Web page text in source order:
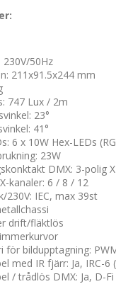
230V/50Hz
211x91.5x244 mm
747 Lux / 2m
23°
41°
6 x 10W Hex-LEDs
23W
DMX: 3-polig
kanaler: 6 / 8 / 12
230V: IEC, max 39st
drift/fläktlös
för bildupptagning:
med IR fjärr: Ja, IRC-6
/ trådlös DMX: Ja, D-